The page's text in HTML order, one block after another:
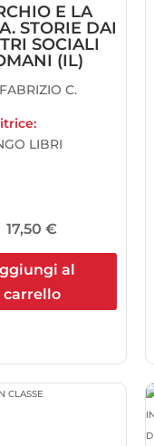
E LA
STORIE DAI
SOCIALI
(IL)
C.
LIBRI
17,50€
al
carrello